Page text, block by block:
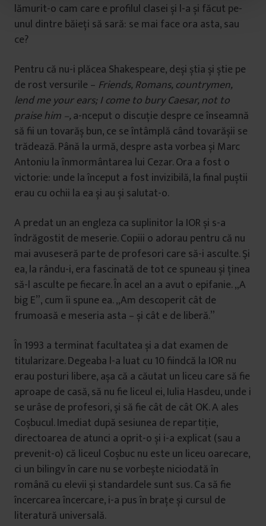
lămurit-o cam care e profilul clasei și l-a și făcut pe-
unul dintre băieți să sară: se mai face ora asta, sau
ce?
Pentru că nu-i plăcea Shakespeare, deși știa și știe pe
de rost versurile – Friends, Romans, countrymen,
lend me your ears; I come to bury Caesar, not to
praise him –,a-nceput o discuție despre ce înseamnă
să fii un tovarăș bun, ce se întâmplă când tovarășii se
trădează. Până la urmă, despre asta vorbea și Marc
Antoniu la înmormântarea lui Cezar. Ora a fost o
victorie: unde la început a fost invizibilă, la final puștii
erau cu ochii la ea și au și salutat-o.
A predat un an engleza ca suplinitor la IOR și s-a
îndrăgostit de meserie. Copiii o adorau pentru că nu
mai avuseseră parte de profesori care să-i asculte. Şi
ea, la rându-i, era fascinată de tot ce spuneau și ținea
să-l asculte pe fiecare. În acel an a avut o epifanie. „A
big E”, cum îi spune ea. „Am descoperit cât de
frumoasă e meseria asta – și cât e de liberă.”
În 1993 a terminat facultatea și a dat examen de
titularizare. Degeaba l-a luat cu 10 fiindcă la IOR nu
erau posturi libere, așa că a căutat un liceu care să fie
aproape de casă, să nu fie liceul ei, Iulia Hasdeu, unde i
se urâse de profesori, și să fie cât de cât OK. A ales
Coșbucul. Imediat după sesiunea de repartiție,
directoarea de atunci a oprit-o și i-a explicat (sau a
prevenit-o) că liceul Coșbuc nu este un liceu oarecare,
ci un bilingv în care nu se vorbește niciodată în
română cu elevii și standardele sunt sus. Ca să fie
încercarea încercare, i-a pus în brațe și cursul de
literatură universală.